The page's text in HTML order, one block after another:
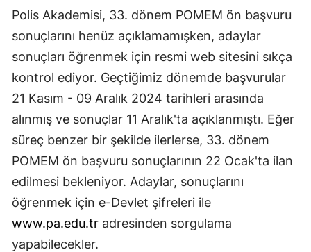
Polis Akademisi, 33. dönem POMEM ön başvuru
sonuçlarını henüz açıklamamışken, adaylar
sonuçları öğrenmek için resmi web sitesini sıkça
kontrol ediyor. Geçtiğimiz dönemde başvurular
21 Kasım - 09 Aralık 2024 tarihleri arasında
alınmış ve sonuçlar 11 Aralık'ta açıklanmıştı. Eğer
süreç benzer bir şekilde ilerlerse, 33. dönem
POMEM ön başvuru sonuçlarının 22 Ocak'ta ilan
edilmesi bekleniyor. Adaylar, sonuçlarını
öğrenmek için e-Devlet şifreleri ile
www.pa.edu.tr adresinden sorgulama
yapabilecekler.